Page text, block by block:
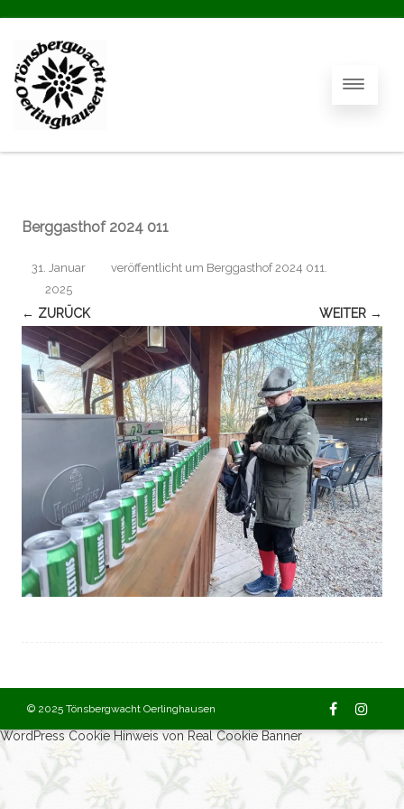
Berggasthof 2024 011
veröffentlicht
31. Januar
2025
um Berggasthof 2024 011.
← ZURÜCK WEITER →
© 2025 Tönsbergwacht Oerlinghausen
WordPress Cookie Hinweis von Real Cookie Banner